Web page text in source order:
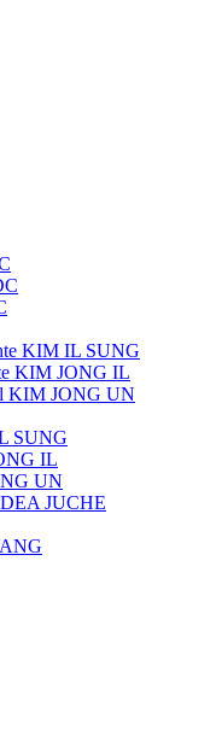
KIM IL SUNG
KIM JONG IL
KIM JONG UN
SUNG
IL
UN
JUCHE